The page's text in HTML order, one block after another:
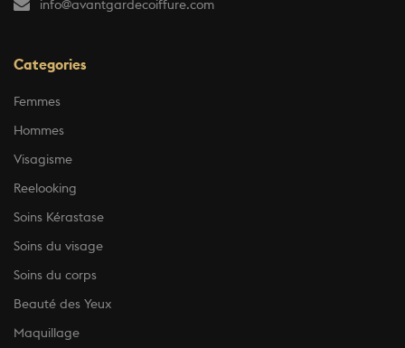
info@avantgardecoiffure.com
Categories
Femmes
Hommes
Visagisme
Reelooking
Soins Kérastase
Soins du visage
Soins du corps
Beauté des Yeux
Maquillage